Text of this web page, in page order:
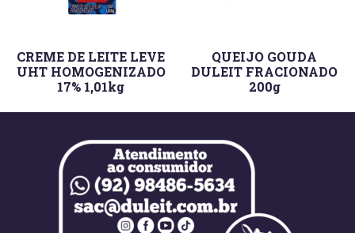
CREME DE LEITE LEVE
UHT HOMOGENIZADO
17% 1,01kg
QUEIJO GOUDA
DULEIT FRACIONADO
200g